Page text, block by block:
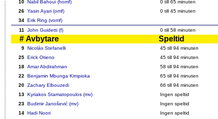
10 Nabil Bahoui (homf) 0 till 65 minuten
26 Yasin Ayari (omf) 0 till 45 minuten
34 Erik Ring (vomf)
11
John Guidetti (f) 0 till 58 minuten
# Avbytare Speltid
9 Nicolás Stefanelli 45 till 94 minuten
25 Erick Otieno 45 till 94 minuten
18 Amar Abdirahman 58 till 94 minuten
22
Benjamin Mbunga Kimpioka 65 till 94 minuten
20 Zachary Elbouzedi 66 till 94 minuten
13 Kyriakos Stamatopoulos (mv)
Ingen speltid
23 Budimir Janošević (mv)
Ingen speltid
14 Hadi Noori
Ingen speltid